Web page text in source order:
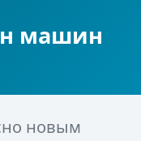
машин
новым